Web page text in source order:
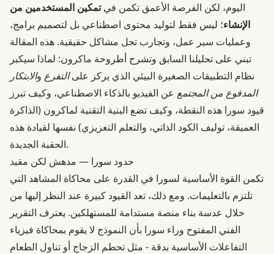
اليوم، لكن الفرصة الأعمق تكمن فيتمكين المستخدمين من
الإنشاء؛ ليس فقط لتوليد محتوى اصطناعي بل لتصميم برامج،
وعمليات سير عمل، وتجارب تحل مشاكل حقيقية. هذه المقالة
تبني على تحليلنا السابق وتشرح أطروحة ماكرون: لماذا سيكبر
نظام التطبيقات الصغيرة البيئي الذي يركز علىالتفرع والابتكار
المدفوع من المجتمع عن الفيديو بالذكاء الاصطناعي، وكيف تبرز
قيود سورا هذه النقطة، وكيف تضع البنية التقنية لماكرون (الذاكرة
العميقة، توليف الكود الذاتي، والتعلم التعزيزي) نفسها لقيادة هذه
الحقبة الجديدة.
حدود سورا — مدهش لكن مقيد
تكمن القوة الأساسية لسورا في القدرة على محاكاة المشاهد التي
تلتزم بالتعليمات. ومع ذلك، تعد القيود كبيرة عند النظر إليها من
خلال عدسة بناء منصة مستدامة للمستهلكين. يعترف التقرير
الفني المفتوح وراء سورا بأن النموذج لا يقوم بمحاكاة فيزياء
التفاعلات الأساسية بدقة - مثل تحطم الزجاج أو تناول الطعام